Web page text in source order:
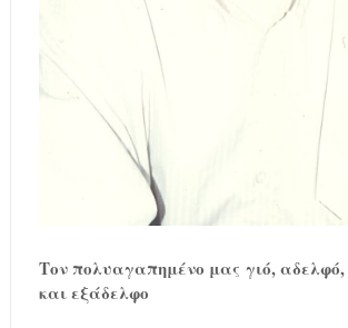
Τον πολυαγαπημένο μας γιό, αδελφό,
και εξάδελφο